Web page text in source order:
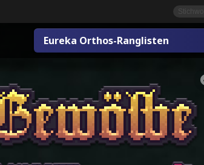
Eureka Orthos-Ranglisten